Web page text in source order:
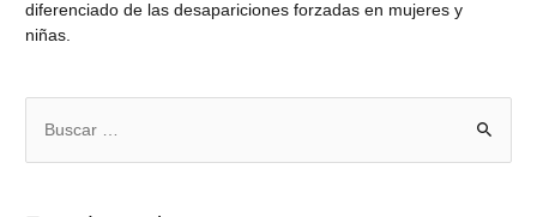
diferenciado de las desapariciones forzadas en mujeres y
niñas.